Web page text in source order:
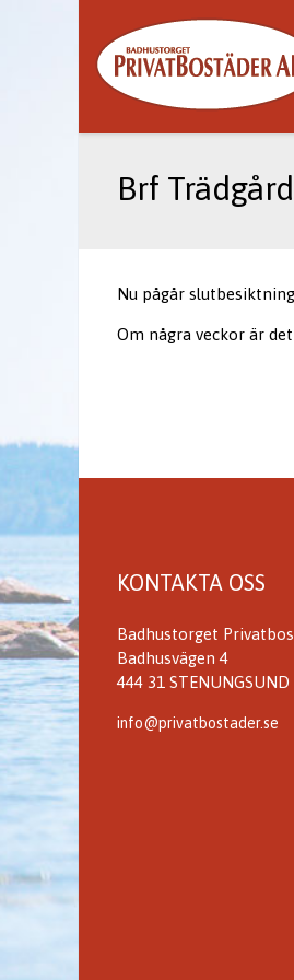
Brf
Nu pågår
Om några veckor är
KONTAKTA OSS
Badhustorget
Badhusvägen 4
444 31 STENUNGSUND
info@privatbostader.se